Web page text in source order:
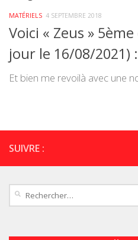
MATÉRIELS 4 SEPTEMBRE 2018
Voici « Zeus »
jour le 16/08/2021) :
Et bien me revoilà avec une
SUIVRE :
Rechercher :